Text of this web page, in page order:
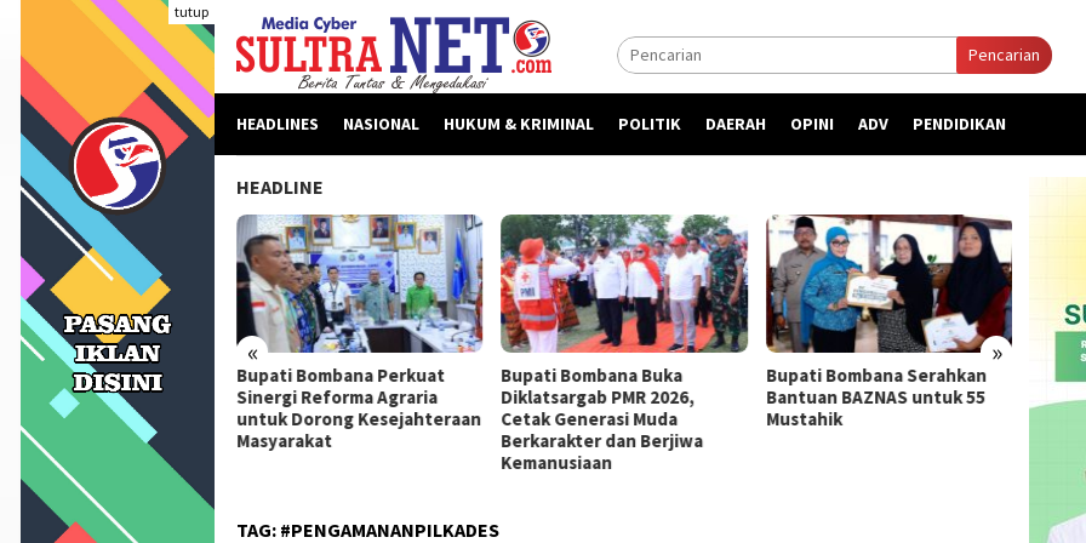
konten
tutup
Pencarian
HEADLINES NASIONAL HUKUM & KRIMINAL POLITIK DAERAH OPINI ADV PENDIDIKAN
HEADLINE
« »
Dinilai Fitnah,
Bombana Tempuh
Dewan Pers Sebelum
Hukum
Bupati Bombana Perkuat
Sinergi Reforma Agraria
untuk Dorong Kesejahteraan
Masyarakat
Bupati Bombana Buka
Diklatsargab PMR 2026,
Cetak Generasi Muda
Berkarakter dan Berjiwa
Kemanusiaan
Bupati Bombana Serahkan
Bantuan BAZNAS untuk 55
Mustahik
TAG: #PENGAMANANPILKADES